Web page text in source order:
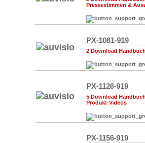
Pressestimmen &
PX-1081-919
2 Download
PX-1126-919
5 Download
Produkt-Videos
PX-1156-919